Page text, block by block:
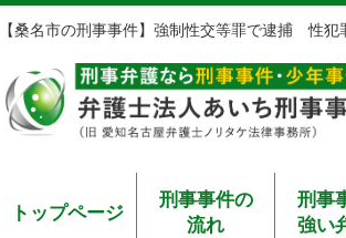
【桑名市の刑事事件】強制性交等罪で逮捕 性犯
トップページ
刑事事件の
流れ
刑事
強い